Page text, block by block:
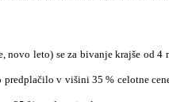
leto) se za bivanje krajše od 4
v višini 35 % celotne